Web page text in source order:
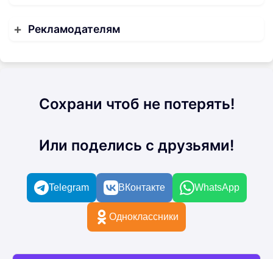
Рекламодателям
Сохрани чтоб не потерять!
Или поделись с друзьями!
Telegram ВКонтакте WhatsApp
Одноклассники